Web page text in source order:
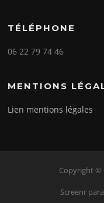
TÉLÉPHONE
06 22 79 74 46
MENTIONS
Lien mentions légales
Copyright ©
Screenr